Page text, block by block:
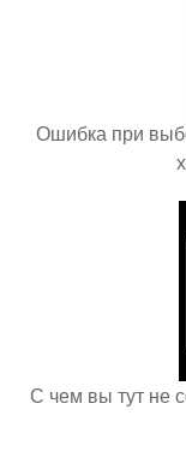
Ошибка при
С чем вы тут не